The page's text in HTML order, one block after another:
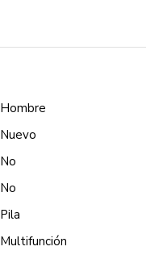
Hombre
Nuevo
No
No
Pila
Multifunción